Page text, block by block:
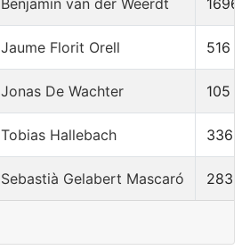
Benjamin van der Weerdt 1696
Jaume Florit Orell 516
Jonas De Wachter 105
Tobias Hallebach 336
Sebastià Gelabert Mascaró 2839